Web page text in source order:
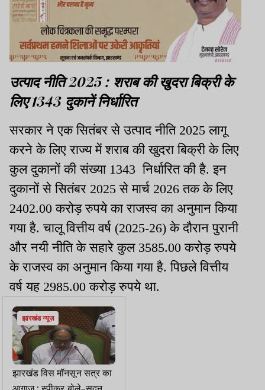
उत्पाद नीति 2025 : शराब की खुदरा बिक्री के
लिए 1343 दुकानेंनिर्धारित
सरकार ने एक सितंबर से उत्पाद नीति 2025 लागू
करने के लिए राज्य में शराब की खुदरा बिक्री के लिए
कुल दुकानों की संख्या 1343 निर्धारित की है. इन
दुकानों से सितंबर 2025 से मार्च 2026 तक के लिए
2402.00 करोड़ रुपये का राजस्व का अनुमान किया
गया है. चालू वित्तीय वर्ष (2025-26) के दौरान पुरानी
और नयी नीति के सहारे कुल 3585.00 करोड़ रुपये
के राजस्व का अनुमान किया गया है. पिछले वित्तीय
वर्ष यह 2985.00 करोड़ रुपये था.
झारखंड न्यूज़
झारखंड विस मॉनसून सत्र का